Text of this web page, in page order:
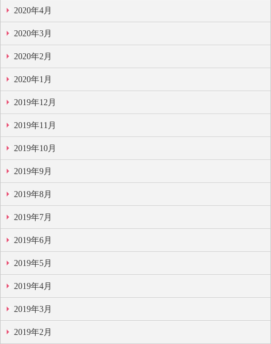
2020年4月
2020年3月
2020年2月
2020年1月
2019年12月
2019年11月
2019年10月
2019年9月
2019年8月
2019年7月
2019年6月
2019年5月
2019年4月
2019年3月
2019年2月